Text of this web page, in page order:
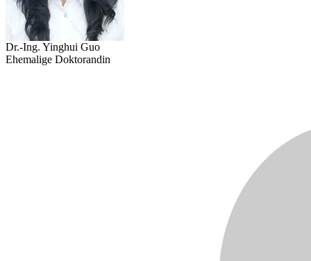
Dr.-Ing. Yinghui Guo
Ehemalige Doktorandin